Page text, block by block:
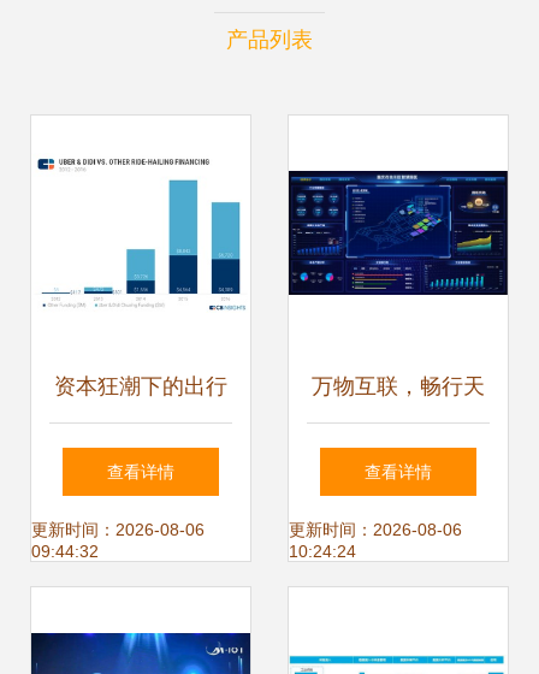
产品列表
资本狂潮下的出行
革命 2016年叫车
服务初创企业共募
查看详情
更新时间：2026-08-06
09:44:32
万物互联，畅行天
下——朗坤闪亮江
宁开发区企业产品
查看详情
更新时间：2026-08-06
10:24:24